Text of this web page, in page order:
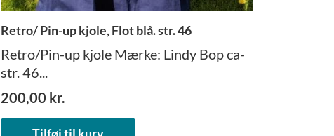
Retro/ Pin-up kjole, Flot blå. str. 46
Retro/Pin-up kjole Mærke: Lindy Bop ca-
str. 46...
200,00 kr.